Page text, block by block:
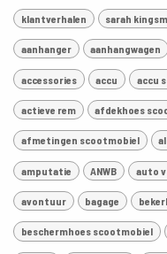
klantverhalen sarah
aanhanger aanhangwagen
accessories accu accu
actieve rem afdekhoes
afmetingen scootmobiel
amputatie ANWB auto
avontuur bagage
beschermhoes scootmobiel